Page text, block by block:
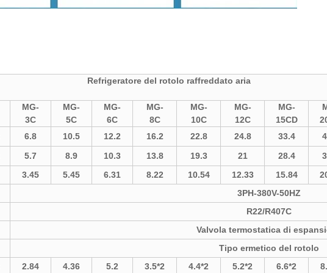
Refrigeratore del rotolo raffreddato aria
MG-
3C
MG-
5C
MG-
6C
MG-
8C
MG-
10C
MG-
12C
MG-
15CD
6.8 10.5 12.2 16.2 22.8 24.8 33.4
5.7 8.9 10.3 13.8 19.3 21 28.4
3.45 5.45 6.31 8.22 10.54 12.33 15.84
3PH-380V-50HZ
R22/R407C
Valvola termostatica di
Tipo ermetico del rotolo
2.84 4.36 5.2 3.5*2 4.4*2 5.2*2 6.6*2